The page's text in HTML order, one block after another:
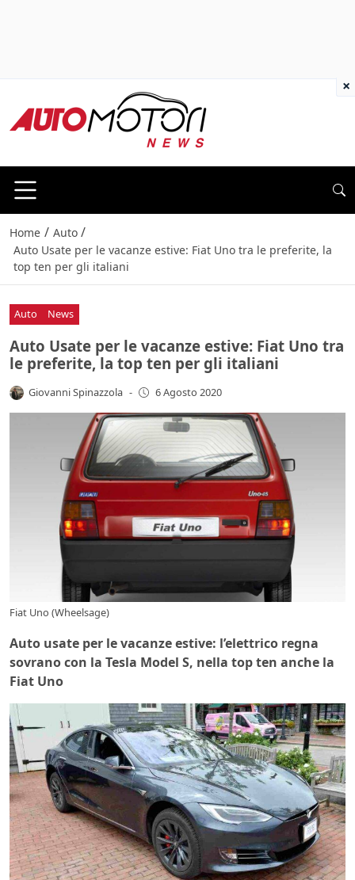
Home / Auto /
Auto Usate per le vacanze estive: Fiat Uno tra le preferite, la
top ten per gli italiani
Auto News
Auto Usate per le vacanze estive: Fiat Uno tra
le preferite, la top ten per gli italiani
Giovanni Spinazzola - 6 Agosto 2020
Fiat Uno (Wheelsage)
Auto usate per le vacanze estive: l’elettrico regna
sovrano con la Tesla Model S, nella top ten anche la
Fiat Uno
×